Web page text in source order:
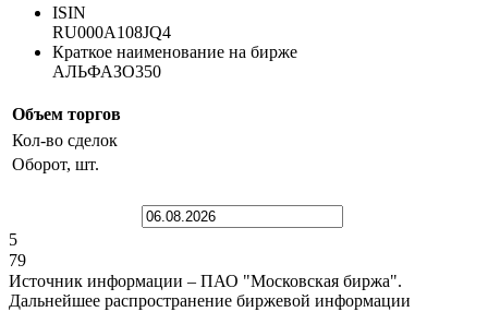
ISIN
RU000A108JQ4
Краткое наименование на бирже
АЛЬФАЗО350
Объем торгов
Кол-во сделок
Оборот, шт.
5
79
Источник информации – ПАО "Московская биржа".
Дальнейшее распространение биржевой информации